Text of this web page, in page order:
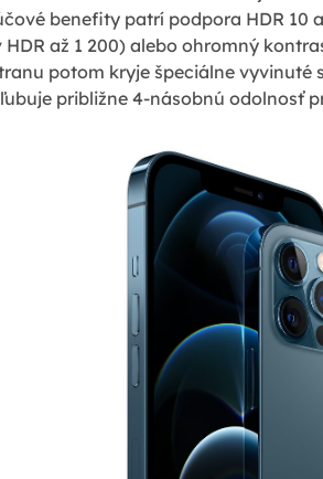
benefity patrí podpora HDR 10
HDR až 1 200) alebo ohromný
potom kryje špeciálne vyvinuté
približne 4-násobnú odolnosť